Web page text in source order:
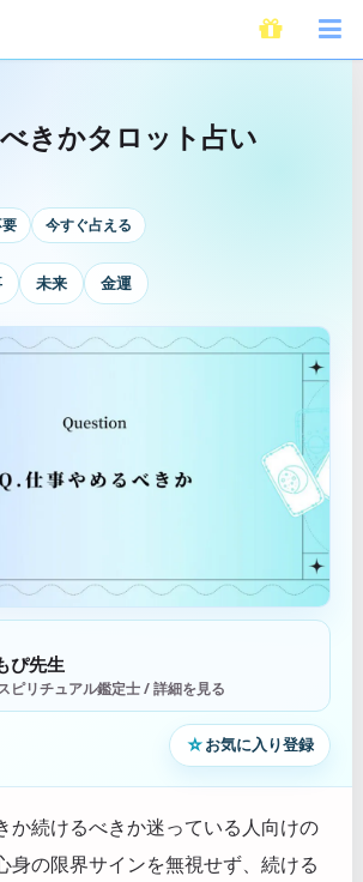
きかタロット占い
今すぐ占える
未来 金運
ぴ先生
ピリチュアル鑑定士 / 詳細を見る
☆お気に入り登録
か続けるべきか迷っている人向けの
身の限界サインを無視せず、続ける